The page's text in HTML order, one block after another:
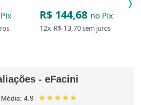
R$ 144,68 no Pix
12x R$ 13,70sem juros
- eFacini
4.9 ★★★★★